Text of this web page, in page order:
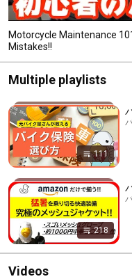
Motorcycle Maintenance
Mistakes!!
Multiple playlists
111
218
Videos